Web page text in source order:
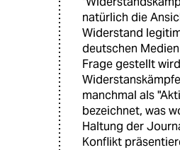
natürlich die
Widerstand
deutschen
Frage gestellt
manchmal als
bezeichnet, was
Haltung der
Konflikt